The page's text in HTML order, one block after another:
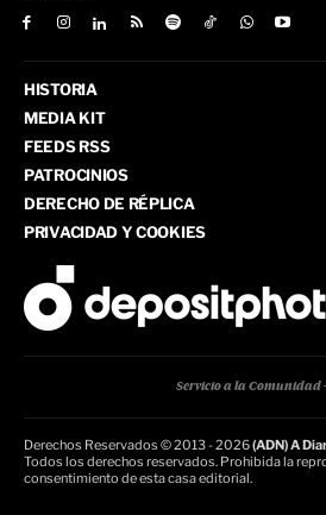
HISTORIA
MEDIA KIT
FEEDS RSS
PATROCINIOS
DERECHO DE RÉPLICA
PRIVACIDAD Y COOKIES
Servicio a la Comunidad
Derechos Reservados © 2013 - 2026(ADN) A
Todos los derechos reservados. Prohibida la
consentimiento de esta casa editorial.